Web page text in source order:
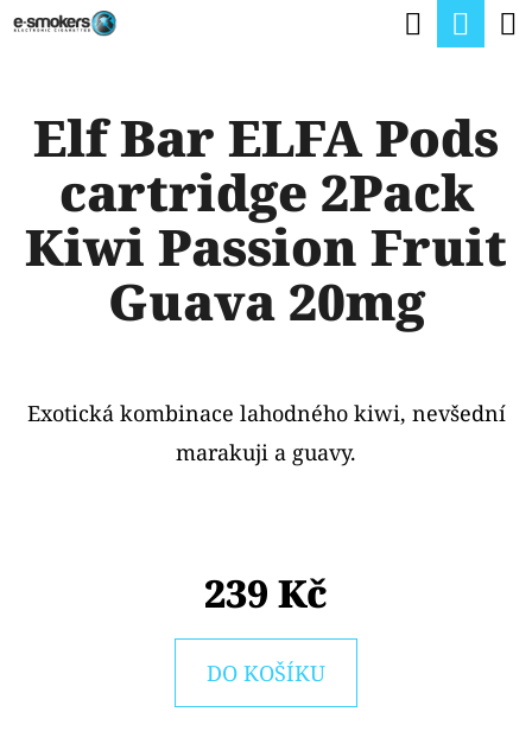
Přejít
Hledat
Elf Bar ELFA Pods
cartridge 2Pack
Kiwi Passion Fruit
Guava 20mg
Exotická kombinace lahodného kiwi, nevšední
marakuji a guavy.
239 Kč
DO KOŠÍKU
K
C
P
O
B